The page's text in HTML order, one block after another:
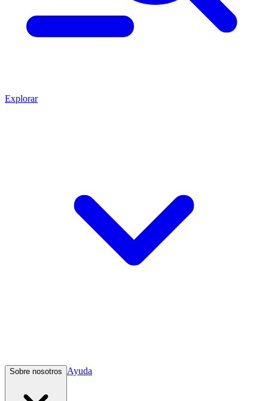
Explorar
Sobre nosotros Ayuda